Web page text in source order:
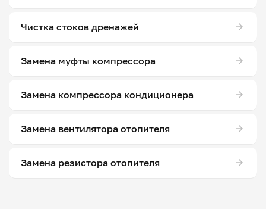
Чистка стоков дренажей
Замена муфты компрессора
Замена компрессора кондиционера
Замена вентилятора отопителя
Замена резистора отопителя